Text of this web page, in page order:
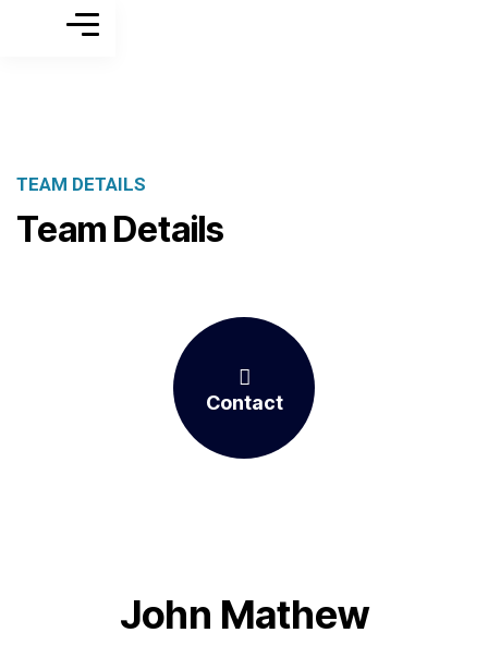
TEAM DETAILS
Team Details
Contact
John Mathew